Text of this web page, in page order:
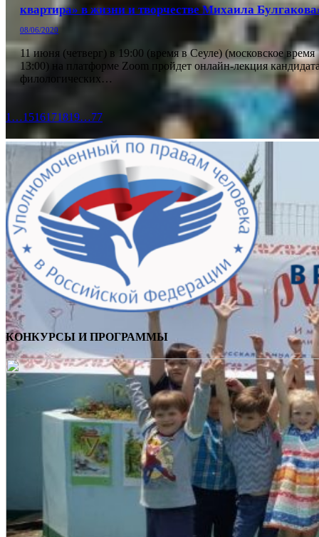
квартира» в жизни и творчестве Михаила
08/06/2020
11 июня (четверг) в 19:00 (время в Сеуле) (московское время
13:00) на платформе Zoom пройдет онлайн-лекция
филологических…
1 …1516171819…77
КОНКУРСЫ И ПРОГРАММЫ